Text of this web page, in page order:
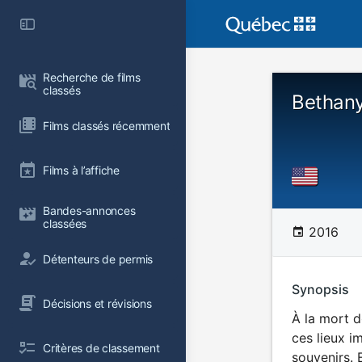
Recherche de films
classés
Films classés récemment
Films à l’affiche
Bandes-annonces
classées
Détenteurs de permis
Décisions et révisions
Critères de classement
2016
Synopsis
À la mort
ces lieux
souvenirs.